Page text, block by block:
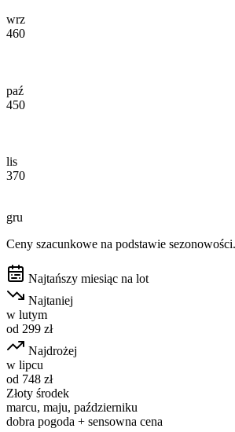
wrz
460
paź
450
lis
370
gru
Ceny szacunkowe na podstawie
Najtańszy miesiąc na lot
Najtaniej
w lutym
od 299 zł
Najdrożej
w lipcu
od 748 zł
Złoty środek
marcu, maju, październiku
dobra pogoda + sensowna cena